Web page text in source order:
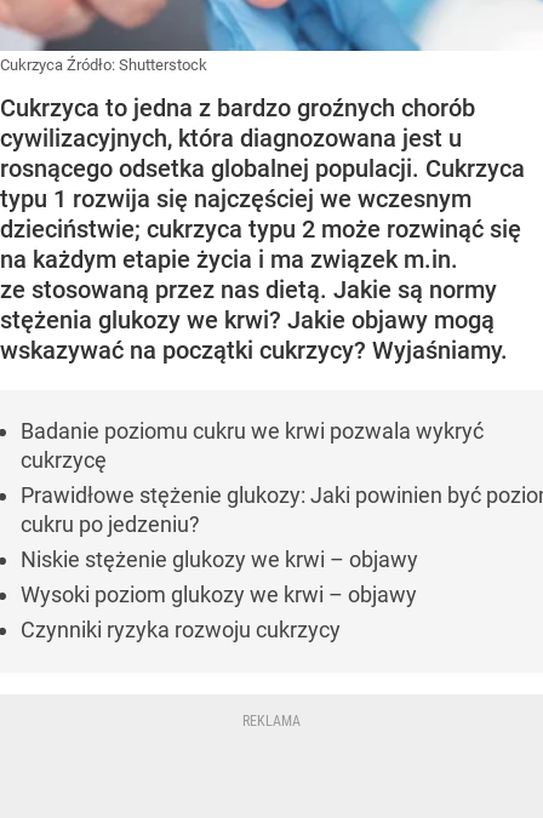
Cukrzyca Źródło: Shutterstock
Cukrzyca to jedna z bardzo groźnych chorób
cywilizacyjnych, która diagnozowana jest u
rosnącego odsetka globalnej populacji. Cukrzyca
typu 1 rozwija się najczęściej we wczesnym
dzieciństwie; cukrzyca typu 2 może rozwinąć się
na każdym etapie życia i ma związek m.in.
ze stosowaną przez nas dietą. Jakie są normy
stężenia glukozy we krwi? Jakie objawy mogą
wskazywać na początki cukrzycy? Wyjaśniamy.
Badanie poziomu cukru we krwi pozwala wykryć
cukrzycę
Prawidłowe stężenie glukozy: Jaki powinien być
cukru po jedzeniu?
Niskie stężenie glukozy we krwi – objawy
Wysoki poziom glukozy we krwi – objawy
Czynniki ryzyka rozwoju cukrzycy